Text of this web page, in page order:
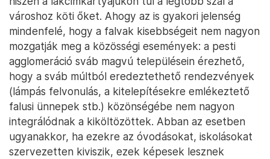
városhoz köti őket. Ahogy az is gyakori jelenség
mindenfelé, hogy a falvak kisebbségeit nem nagyon
mozgatják meg a közösségi események: a pesti
agglomeráció sváb magvú településein érezhető,
hogy a sváb múltból eredeztethető rendezvények
(lámpás felvonulás, a kitelepítésekre emlékeztető
falusi ünnepek stb.) közönségébe nem nagyon
integrálódnak a kiköltözöttek. Abban az esetben
ugyanakkor, ha ezekre az óvodásokat, iskolásokat
szervezetten kiviszik, ezek képesek lesznek